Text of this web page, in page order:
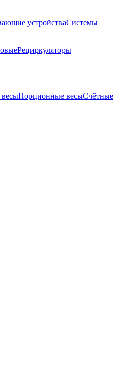
устройстваСистемы
Рециркуляторы
Порционные весыСчётные